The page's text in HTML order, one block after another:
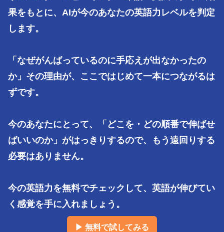
果をもとに、AIが今のあなたの英語力レベルを判定
します。
「なぜがんばっているのに手応えが出なかったの
か」その理由が、ここではじめて一本につながるは
ずです。
今のあなたにとって、「どこを・どの順番で伸ばせ
ばいいのか」がはっきりするので、もう遠回りする
必要はありません。
今の英語力を無料でチェックして、英語が伸びてい
く感覚を手に入れましょう。
▶ 無料で試してみる